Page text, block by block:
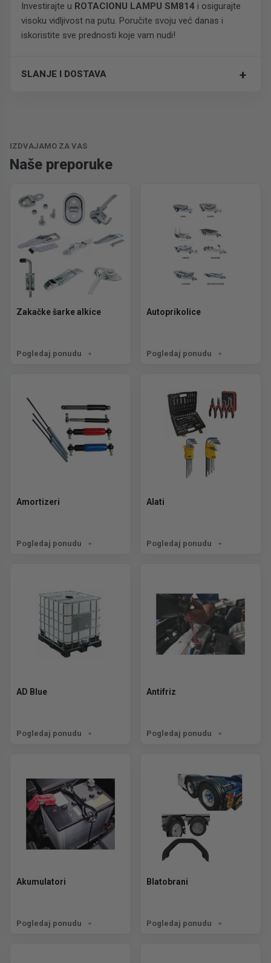
Investirajte u ROTACIONU LAMPU SM814 i osigurajte
visoku vidljivost na putu. Poručite svoju već danas i
iskoristite sve prednosti koje vam nudi!
SLANJE I DOSTAVA +
IZDVAJAMO ZA VAS
Naše preporuke
Zakačke šarke alkice
Pogledaj ponudu
Autoprikolice
Pogledaj ponudu
Amortizeri
Pogledaj ponudu
Alati
Pogledaj ponudu
AD Blue
Pogledaj ponudu
Antifriz
Pogledaj ponudu
Akumulatori
Pogledaj ponudu
Blatobrani
Pogledaj ponudu